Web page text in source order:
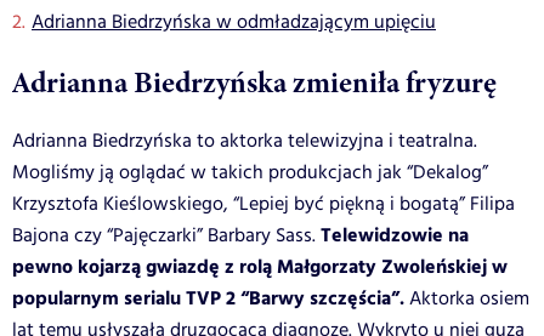
Adrianna Biedrzyńska w odmładzającym upięciu
Adrianna Biedrzyńska zmieniła fryzurę
Adrianna Biedrzyńska to aktorka telewizyjna i teatralna.
Mogliśmy ją oglądać w takich produkcjach jak “Dekalog”
Krzysztofa Kieślowskiego, “Lepiej być piękną i bogatą” Filipa
Bajona czy “Pajęczarki” Barbary Sass.Telewidzowie na
pewno kojarzą gwiazdę z rolą Małgorzaty Zwoleńskiej w
popularnym serialu TVP 2 “Barwy szczęścia”.Aktorka osiem
lat temu usłyszała druzgocącą diagnozę. Wykryto u niej guza